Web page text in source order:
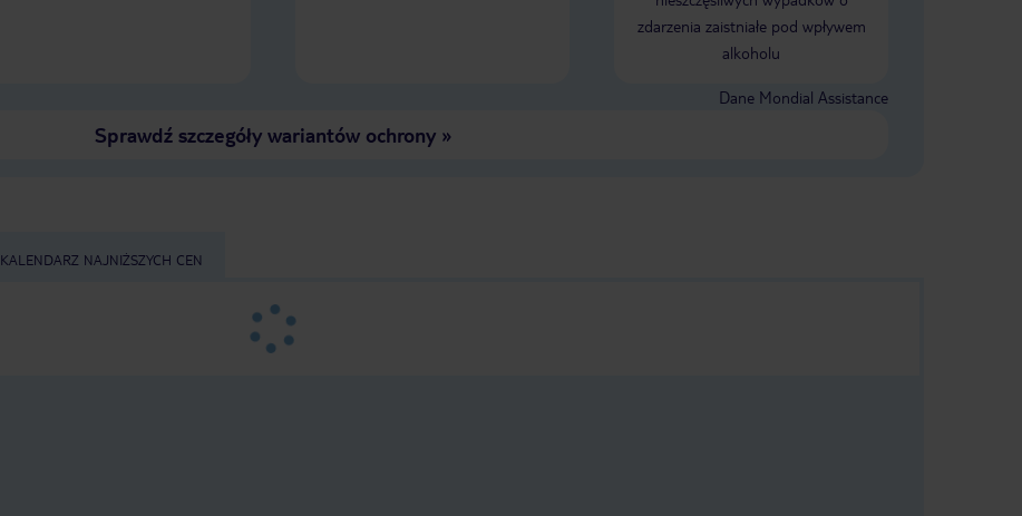
Anglicy. Hotel ogolnie ok. Standard
jak dla mnie 3*. Na pewno nie jest to
obiekt luksusowy. Jaka baza
zdarzenia zaistniałe pod wpływem
alkoholu
Dane Mondial Assistance
Sprawdź szczegóły wariantów ochrony»
KALENDARZ NAJNIŻSZYCH CEN